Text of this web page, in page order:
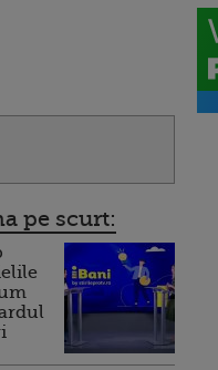
pe scurt: